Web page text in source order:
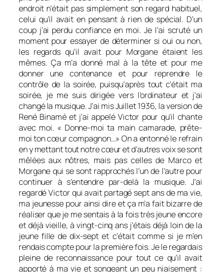
endroit n’était pas simplement son regard habituel,
celui qu’il avait en pensant à rien de spécial. D’un
coup j’ai perdu confiance en moi. Je l’ai scruté un
moment pour essayer de déterminer si oui ou non,
les regards qu’il avait pour Morgane étaient les
mêmes. Ça m’a donné mal à la tête et pour me
donner une contenance et pour reprendre le
contrôle de la soirée, puisqu’après tout c’était ma
soirée, je me suis dirigée vers l’ordinateur et j’ai
changé la musique. J’ai mis Juillet 1936, la version de
René Binamé et j’ai appelé Victor pour qu’il chante
avec moi. « Donne-moi ta main camarade, prête-
moi ton cœur compagnon…» On a entonné le refrain
en y mettant tout notre cœur et d’autres voix se sont
mêlées aux nôtres, mais pas celles de Marco et
Morgane qui se sont rapprochés l’un de l’autre pour
continuer à s’entendre par-delà la musique. J’ai
regardé Victor qui avait partagé sept ans de ma vie,
ma jeunesse pour ainsi dire et ça m’a fait bizarre de
réaliser que je me sentais à la fois très jeune encore
et déjà vieille, à vingt-cinq ans j’étais déjà loin de la
jeune fille de dix-sept et c’était comme si je m’en
rendais compte pour la première fois. Je le regardais
pleine de reconnaissance pour tout ce qu’il avait
apporté à ma vie et songeant un peu niaisement :